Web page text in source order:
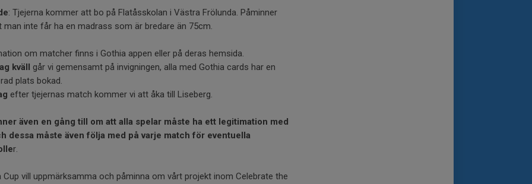
: Tjejerna kommer att bo på Flatåsskolan i Västra Frölunda. Påminner
man inte får ha en madrass som är bredare än 75cm.
om matcher finns i Gothia appen eller på deras hemsida.
kväll går vi gemensamt på invigningen, alla med Gothia cards har en
plats bokad.
efter tjejernas match kommer vi att åka till Liseberg.
även en gång till om att alla spelar måste ha ett legitimation med
dessa måste även följa med på varje match för eventuella
r.
Cup vill uppmärksamma och påminna om vårt projekt inom Celebrate the